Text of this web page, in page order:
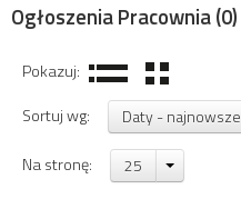
Ogłoszenia Pracownia(0)
Pokazuj:
Sortuj wg:
Daty - najnowsze
Na stronę: 25